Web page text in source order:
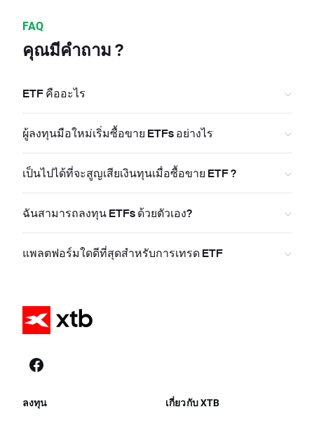
FAQ
คุณมีคำถาม ?
ETF คืออะไร
ผู้ลงทุนมือใหม่เริ่มซื้อขาย ETFs อย่างไร
เป็นไปได้ที่จะสูญเสียเงินทุนเมื่อซื้อขาย ETF ?
ฉันสามารถลงทุน ETFs ด้วยตัวเอง?
แพลตฟอร์มใดดีที่สุดสำหรับการเทรด ETF
ลงทุน เกี่ยวกับ XTB